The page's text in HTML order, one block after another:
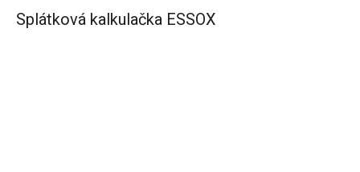
Splátková kalkulačka ESSOX